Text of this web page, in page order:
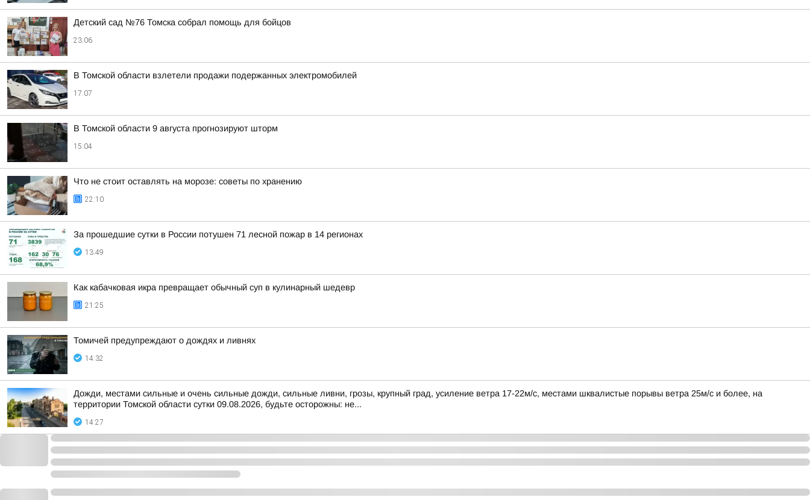
Детский сад №76 Томска собрал помощь для бойцов
23:06
В Томской области взлетели продажи подержанных электромобилей
17:07
В Томской области 9 августа прогнозируют шторм
15:04
Что не стоит оставлять на морозе: советы по хранению
22:10
За прошедшие сутки в России потушен 71 лесной пожар в 14 регионах
13:49
Как кабачковая икра превращает обычный суп в кулинарный шедевр
21:25
Томичей предупреждают о дождях и ливнях
14:32
Дожди, местами сильные и очень сильные дожди, сильные ливни, грозы, крупный град, усиление ветра 17-22м/с, местами шквалистые порывы ветра 25м/с и более, на
территории Томской области сутки 09.08.2026, будьте осторожны: не...
14:27